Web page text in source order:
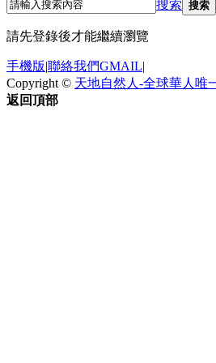
搜索 搜索
請先登錄後才能繼續瀏覽
手機版|聯絡我們GMAIL|
Copyright © 天地自然人-全球華人唯
返回頂部